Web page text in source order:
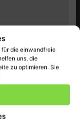
für die einwandfreie
uns, die
zu optimieren. Sie
bei CB750KZ-CA